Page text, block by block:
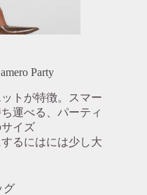
Party
トが特徴。スマー
運べる、パーティ
イズ
るにはには少し大
グ